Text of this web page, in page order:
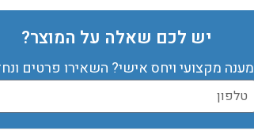
יש לכם שאלה על המוצר?
מקצועי ויחס אישי? השאירו פרטים